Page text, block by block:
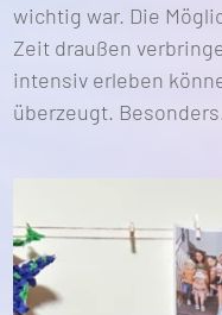
wichtig war. Die
Zeit draußen
intensiv erleben
überzeugt.